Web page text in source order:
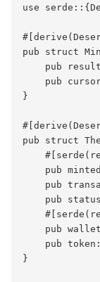
use
pub struct
pub
pub
}
pub struct
pub
pub
pub
pub
pub
}